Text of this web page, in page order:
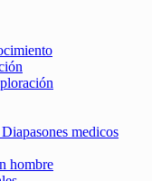
medicos
hombre